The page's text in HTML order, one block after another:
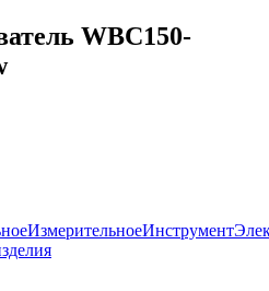
WBC150-
ИзмерительноеИнструмент